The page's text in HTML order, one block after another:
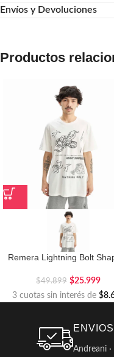
Envíos y Devoluciones
Productos
Remera Lightning Bolt
$49.899 $25.999
3 cuotas sin interés de
Andreani